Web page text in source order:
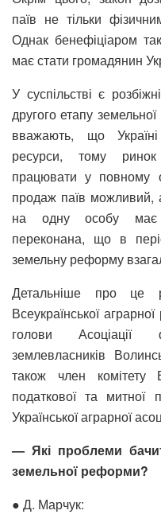
паїв не тільки
Однак бенефіціаром
має стати громадянин
У суспільстві є
другого етапу
вважають, що
ресурси, тому
працювати у повному
продаж паїв можливий,
на одну особу має
переконана, що в
земельну реформу
Детальніше про це
Всеукраїнської
голови
землевласників
також член комітету
податкової та митної
Української аграрної
— Які проблеми
земельної реформи?
● Д. Марчук: